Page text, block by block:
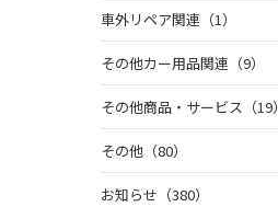
車外リペア関連（1）
その他カー用品関連（9）
その他商品・サービス（19）
その他（80）
お知らせ（380）